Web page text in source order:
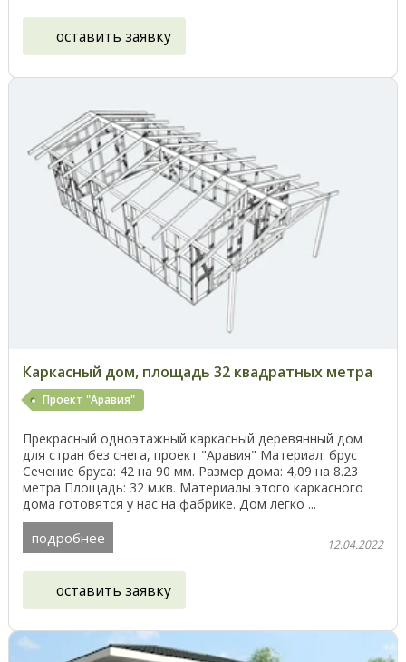
оставить заявку
Каркасный дом, площадь 32 квадратных метра
Проект "Аравия"
Прекрасный одноэтажный каркасный деревянный дом
для стран без снега, проект "Аравия" Материал: брус
Сечение бруса: 42 на 90 мм. Размер дома: 4,09 на 8.23
метра Площадь: 32 м.кв. Материалы этого каркасного
дома готовятся у нас на фабрике. Дом легко ...
подробнее 12.04.2022
оставить заявку